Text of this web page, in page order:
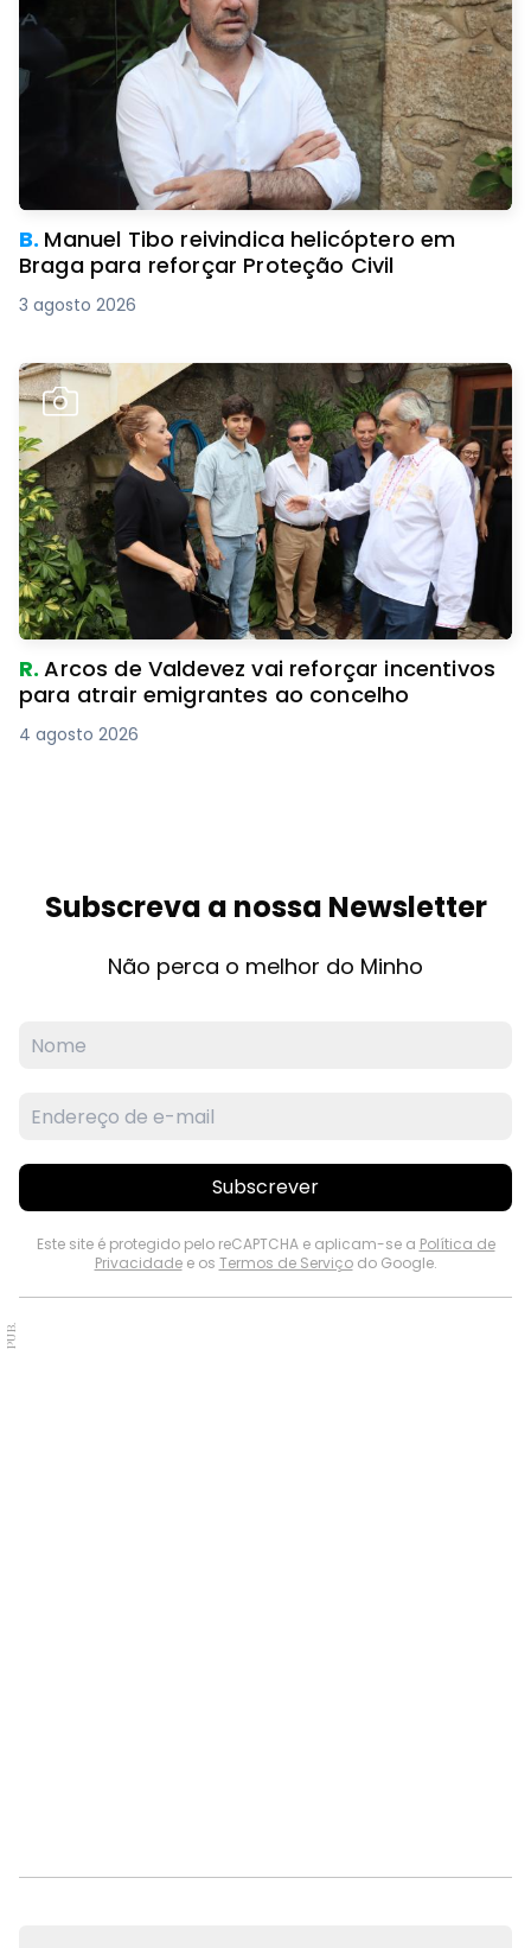
B. Manuel Tibo reivindica helicóptero em
Braga para reforçar Proteção Civil
3 agosto 2026
R.Arcos de Valdevez vai reforçar incentivos
para atrair emigrantes ao concelho
4 agosto 2026
Subscreva a nossa Newsletter
Não perca o melhor do Minho
Subscrever
Este site é protegido pelo reCAPTCHA e aplicam-se a Política de
Privacidadee os Termos de Serviçodo Google.
PUB.